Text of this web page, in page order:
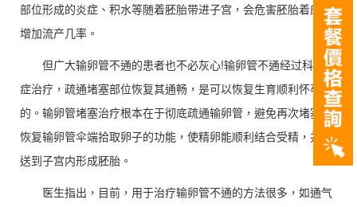
部位形成的炎症、积水等随着胚胎带进子宫，会危害胚胎着床，
增加流产几率。
但广大输卵管不通的患者也不必灰心!输卵管不通经过科学对
症治疗，疏通堵塞部位恢复其通畅，是可以恢复生育顺利怀孕
的。输卵管堵塞治疗根本在于彻底疏通输卵管，避免再次堵塞，
恢复输卵管伞端拾取卵子的功能，使精卵能顺利结合受精，并输
送到子宫内形成胚胎。
医生指出，目前，用于治疗输卵管不通的方法很多，如通气